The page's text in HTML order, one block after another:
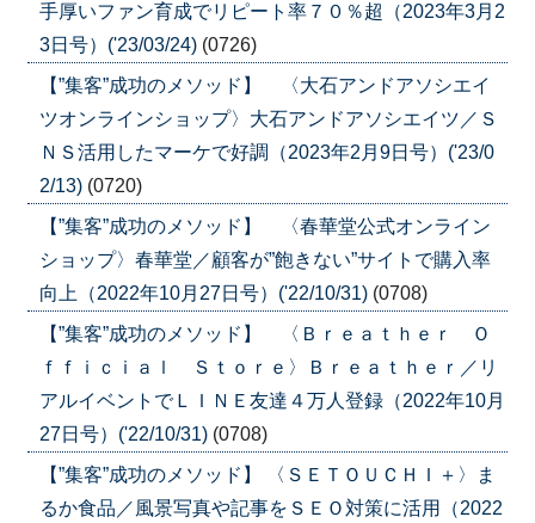
手厚いファン育成でリピート率７０％超（2023年3月2
3日号）('23/03/24) (0726)
【”集客”成功のメソッド】 〈大石アンドアソシエイ
ツオンラインショップ〉大石アンドアソシエイツ／Ｓ
ＮＳ活用したマーケで好調（2023年2月9日号）('23/0
2/13) (0720)
【”集客”成功のメソッド】 〈春華堂公式オンライン
ショップ〉春華堂／顧客が”飽きない”サイトで購入率
向上（2022年10月27日号）('22/10/31) (0708)
【”集客”成功のメソッド】 〈Ｂｒｅａｔｈｅｒ Ｏ
ｆｆｉｃｉａｌ Ｓｔｏｒｅ〉Ｂｒｅａｔｈｅｒ／リ
アルイベントでＬＩＮＥ友達４万人登録（2022年10月
27日号）('22/10/31) (0708)
【”集客”成功のメソッド】 〈ＳＥＴＯＵＣＨＩ＋〉ま
るか食品／風景写真や記事をＳＥＯ対策に活用（2022